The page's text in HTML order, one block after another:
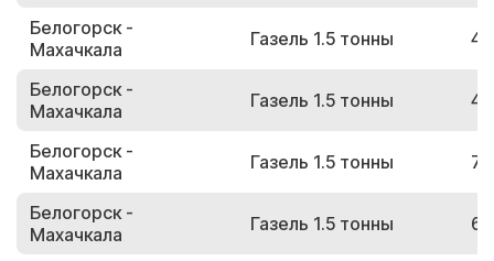
Белогорск -
Махачкала
Газель 1.5 тонны
Белогорск -
Махачкала
Газель 1.5 тонны
Белогорск -
Махачкала
Газель 1.5 тонны
Белогорск -
Махачкала
Газель 1.5 тонны